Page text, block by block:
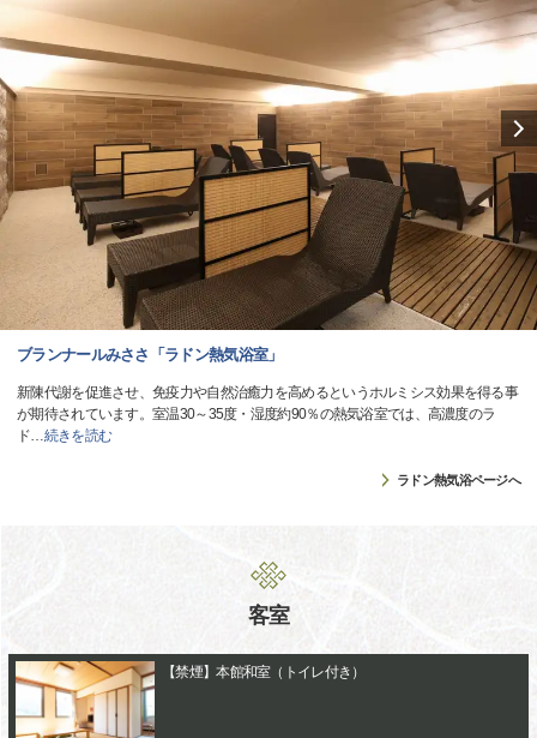
ブランナールみささ「ラドン熱気浴室」
新陳代謝を促進させ、免疫力や自然治癒力を高めるというホルミシス効果を得る事
が期待されています。室温30～35度・湿度約90％の熱気浴室では、高濃度のラ
ド…続きを読む
ラドン熱気浴ページへ
客室
【禁煙】本館和室（トイレ付き）